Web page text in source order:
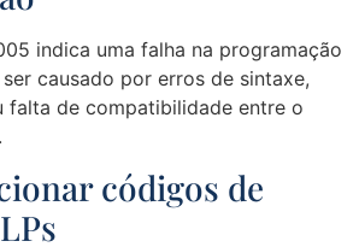
indica uma falha na programação
causado por erros de sintaxe,
falta de compatibilidade entre o
códigos de